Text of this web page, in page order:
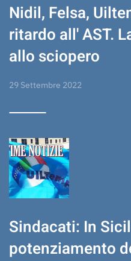
Nidil, Felsa,
ritardo all' AST.
allo sciopero
29 Settembre 2022
Sindacati: In
potenziamento